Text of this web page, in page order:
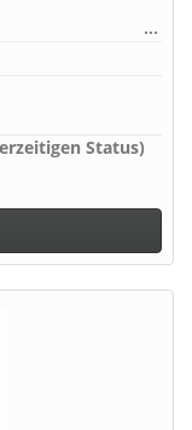
Status)